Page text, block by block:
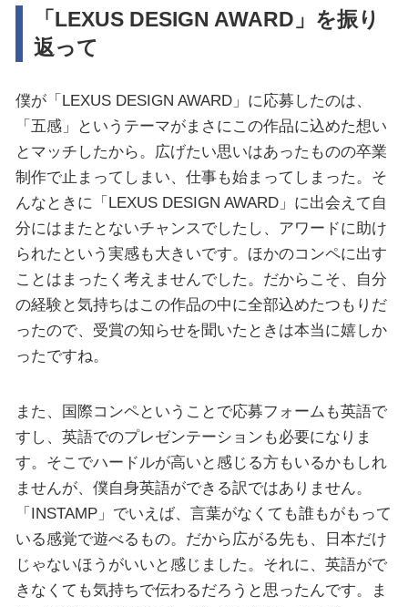
「LEXUS DESIGN AWARD」を振り
返って
僕が「LEXUS DESIGN AWARD」に応募したのは、
「五感」というテーマがまさにこの作品に込めた想い
とマッチしたから。広げたい思いはあったものの卒業
制作で止まってしまい、仕事も始まってしまった。そ
んなときに「LEXUS DESIGN AWARD」に出会えて自
分にはまたとないチャンスでしたし、アワードに助け
られたという実感も大きいです。ほかのコンペに出す
ことはまったく考えませんでした。だからこそ、自分
の経験と気持ちはこの作品の中に全部込めたつもりだ
ったので、受賞の知らせを聞いたときは本当に嬉しか
ったですね。
また、国際コンペということで応募フォームも英語で
すし、英語でのプレゼンテーションも必要になりま
す。そこでハードルが高いと感じる方もいるかもしれ
ませんが、僕自身英語ができる訳ではありません。
「INSTAMP」でいえば、言葉がなくても誰もがもって
いる感覚で遊べるもの。だから広がる先も、日本だけ
じゃないほうがいいと感じました。それに、英語がで
きなくても気持ちで伝わるだろうと思ったんです。ま